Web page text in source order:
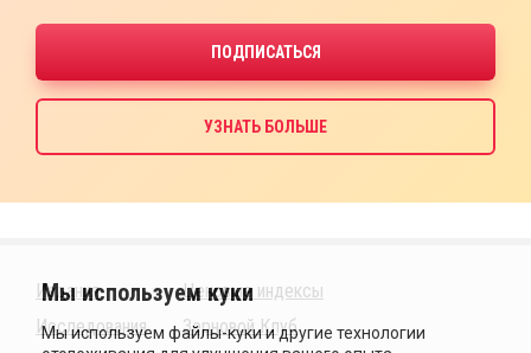
Издания
Исследования
Ценовые индексы
Зерновой Клуб